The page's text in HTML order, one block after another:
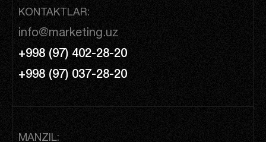
KONTAKTLAR:
info@marketing.uz
+998 (97) 402-28-20
+998 (97) 037-28-20
MANZIL: